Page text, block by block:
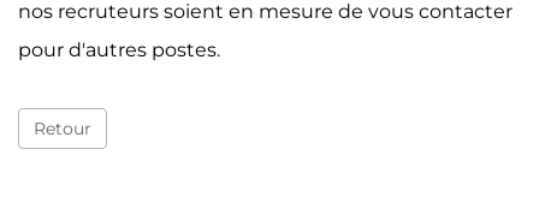
nos recruteurs soient en mesure de vous contacter
pour d'autres postes.
Retour